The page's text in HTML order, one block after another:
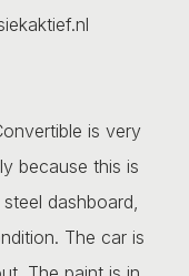
is very
because this is
dashboard,
The car is